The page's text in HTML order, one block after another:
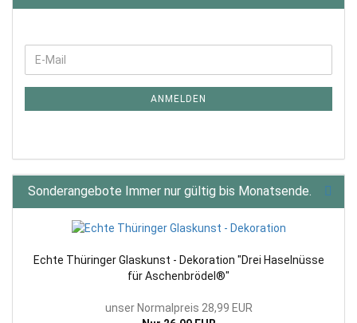
ZUR
E-
Mail
ANMELDEN
Sonderangebote Immer nur gültig bis Monatsende.
Echte Thüringer Glaskunst - Dekoration "Drei Haselnüsse
für Aschenbrödel®"
unser Normalpreis 28,99 EUR